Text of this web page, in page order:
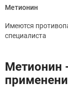
Метионин
Имеются
специалиста
Метионин